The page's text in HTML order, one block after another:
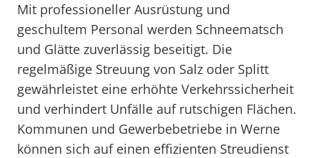
Mit professioneller Ausrüstung und
geschultem Personal werden Schneematsch
und Glätte zuverlässig beseitigt. Die
regelmäßige Streuung von Salz oder Splitt
gewährleistet eine erhöhte Verkehrssicherheit
und verhindert Unfälle auf rutschigen Flächen.
Kommunen und Gewerbebetriebe in Werne
können sich auf einen effizienten Streudienst